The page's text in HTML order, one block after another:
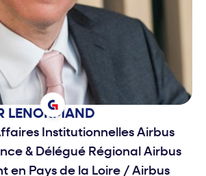
LENORMAND
Institutionnelles Airbus
& Délégué Régional Airbus
en Pays de la Loire / Airbus